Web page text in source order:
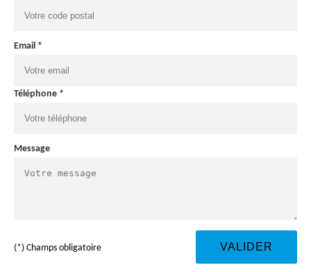
Email *
Téléphone *
Message
(*) Champs obligatoire